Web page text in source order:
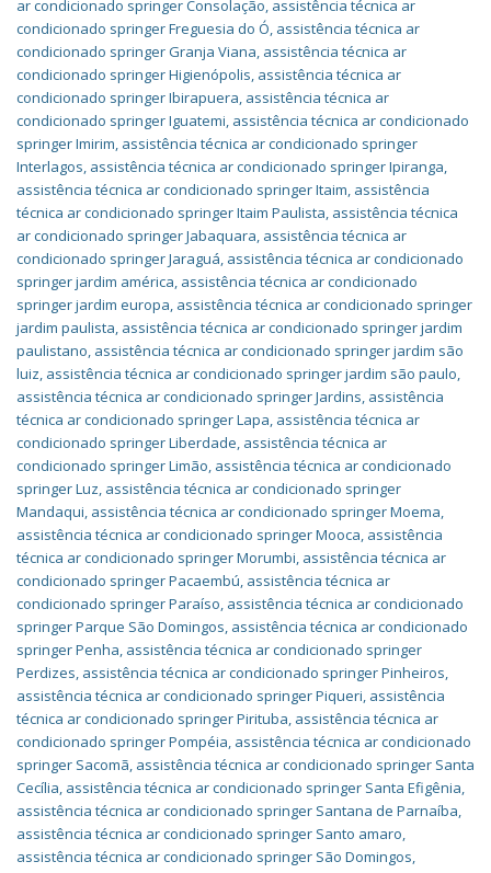
ar condicionado springer Consolação, assistência técnica ar
condicionado springer Freguesia do Ó, assistência técnica ar
condicionado springer Granja Viana, assistência técnica ar
condicionado springer Higienópolis, assistência técnica ar
condicionado springer Ibirapuera, assistência técnica ar
condicionado springer Iguatemi, assistência técnica ar condicionado
springer Imirim, assistência técnica ar condicionado springer
Interlagos, assistência técnica ar condicionado springer Ipiranga,
assistência técnica ar condicionado springer Itaim, assistência
técnica ar condicionado springer Itaim Paulista, assistência técnica
ar condicionado springer Jabaquara, assistência técnica ar
condicionado springer Jaraguá, assistência técnica ar condicionado
springer jardim américa, assistência técnica ar condicionado
springer jardim europa, assistência técnica ar condicionado springer
jardim paulista, assistência técnica ar condicionado springer jardim
paulistano, assistência técnica ar condicionado springer jardim são
luiz, assistência técnica ar condicionado springer jardim são paulo,
assistência técnica ar condicionado springer Jardins, assistência
técnica ar condicionado springer Lapa, assistência técnica ar
condicionado springer Liberdade, assistência técnica ar
condicionado springer Limão, assistência técnica ar condicionado
springer Luz, assistência técnica ar condicionado springer
Mandaqui, assistência técnica ar condicionado springer Moema,
assistência técnica ar condicionado springer Mooca, assistência
técnica ar condicionado springer Morumbi, assistência técnica ar
condicionado springer Pacaembú, assistência técnica ar
condicionado springer Paraíso, assistência técnica ar condicionado
springer Parque São Domingos, assistência técnica ar condicionado
springer Penha, assistência técnica ar condicionado springer
Perdizes, assistência técnica ar condicionado springer Pinheiros,
assistência técnica ar condicionado springer Piqueri, assistência
técnica ar condicionado springer Pirituba, assistência técnica ar
condicionado springer Pompéia, assistência técnica ar condicionado
springer Sacomã, assistência técnica ar condicionado springer Santa
Cecília, assistência técnica ar condicionado springer Santa Efigênia,
assistência técnica ar condicionado springer Santana de Parnaíba,
assistência técnica ar condicionado springer Santo amaro,
assistência técnica ar condicionado springer São Domingos,